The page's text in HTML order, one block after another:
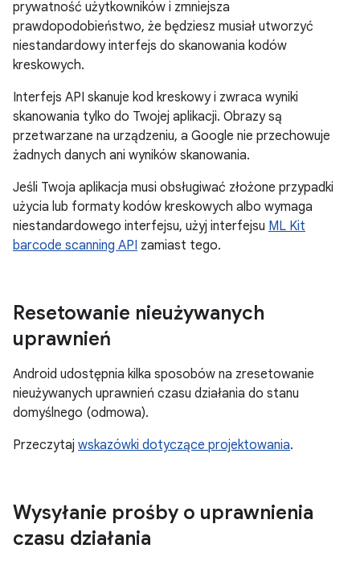
prywatność użytkowników i zmniejsza
prawdopodobieństwo, że będziesz musiał utworzyć
niestandardowy interfejs do skanowania kodów
kreskowych.
Interfejs API skanuje kod kreskowy i zwraca wyniki
skanowania tylko do Twojej aplikacji. Obrazy są
przetwarzane na urządzeniu, a Google nie przechowuje
żadnych danych ani wyników skanowania.
Jeśli Twoja aplikacja musi obsługiwać złożone przypadki
użycia lub formaty kodów kreskowych albo wymaga
niestandardowego interfejsu, użyj interfejsu ML Kit
barcode scanning API zamiast tego.
Resetowanie nieużywanych
uprawnień
Android udostępnia kilka sposobów na zresetowanie
nieużywanych uprawnień czasu działania do stanu
domyślnego (odmowa).
Przeczytaj wskazówki dotyczące projektowania.
Wysyłanie prośby o uprawnienia
czasu działania